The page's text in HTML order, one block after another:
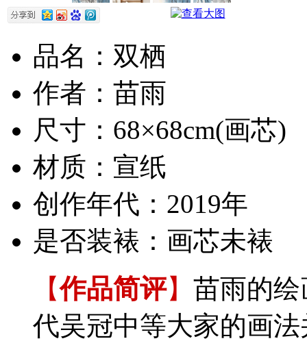
品名：双栖
作者：苗雨
尺寸：68×68cm(画芯)
材质：宣纸
创作年代：2019年
是否装裱：画芯未裱
【作品简评】 苗雨的
代吴冠中等大家的画